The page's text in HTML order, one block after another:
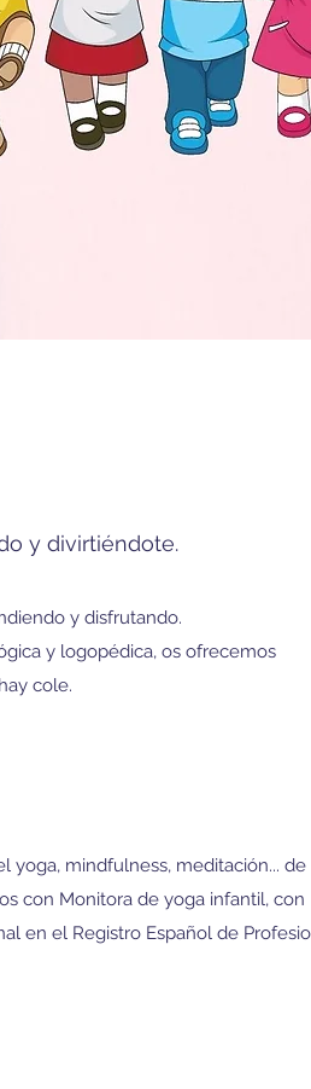
y divirtiéndote.
y disfrutando.
y logopédica, os ofrecemos
cole.
yoga, mindfulness, meditación... de
con Monitora de yoga infantil, con
en el Registro Español de